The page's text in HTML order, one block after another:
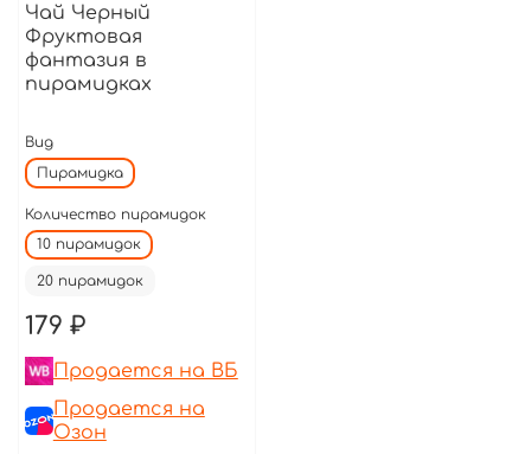
Чай Черный
Фруктовая
фантазия в
пирамидках
Вид
Пирамидка
Количество пирамидок
10 пирамидок
20 пирамидок
179 ₽
Продается на ВБ
Продается на
Озон